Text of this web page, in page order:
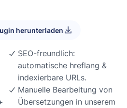
herunterladen
SEO-freundlich:
automatische hreflang &
indexierbare URLs.
Manuelle Bearbeitung von
Übersetzungen in unserem